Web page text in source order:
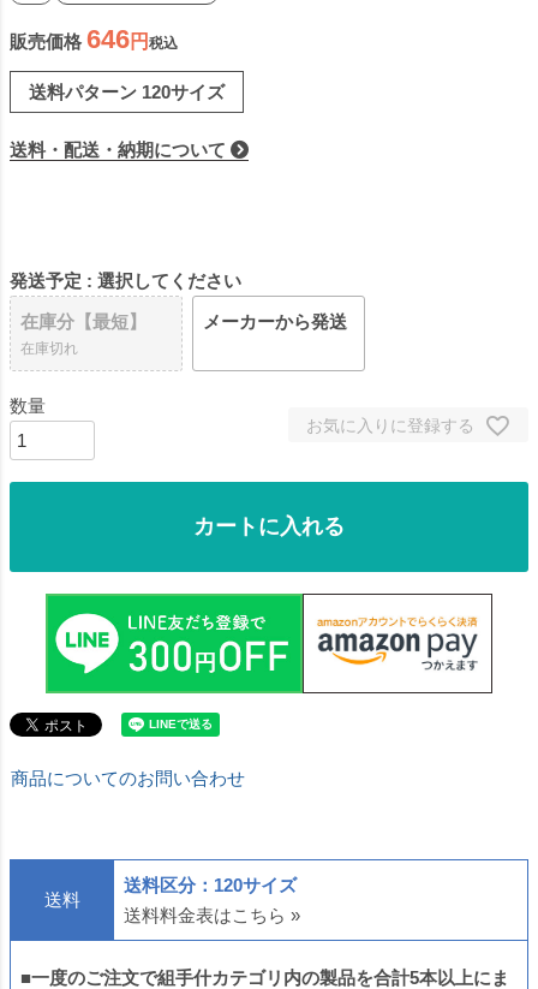
販売価格 646 税込
送料パターン 120サイズ
送料・配送・納期について
発送予定
選択してください
在庫分【最短】
在庫切れ
メーカーから発送
お気に入りに登録する
カートに入れる
商品についてのお問い合わせ
送料
送料区分：120サイズ
送料料金表はこちら »
■一度のご注文で組手什カテゴリ内の製品を合計5本以上にま